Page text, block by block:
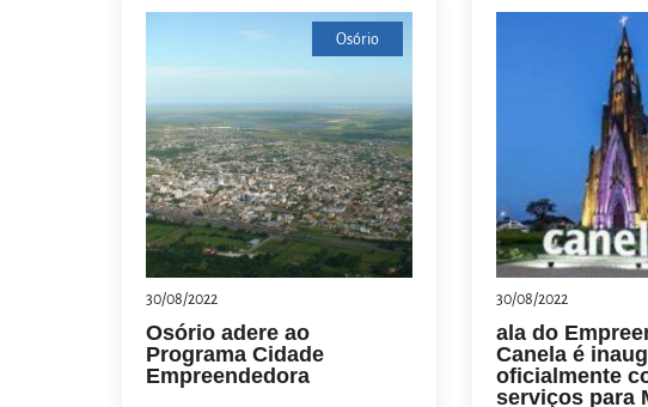
Osório
30/08/2022
Osório adere ao
Programa Cidade
Empreendedora
30/08/2022
ala do
Canela é
oficialmente
serviços para